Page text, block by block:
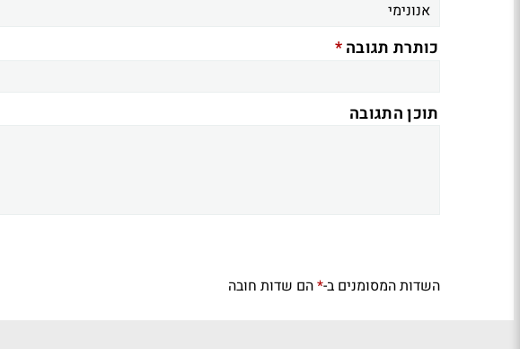
כותרת תגובה*
תוכן התגובה
השדות המסומנים ב-*הם שדות חובה